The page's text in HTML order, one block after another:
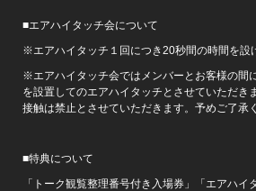
■エアハイタッチ会について
※エアハイタッチ１回につき20秒間の時間を設
※エアハイタッチ会ではメンバーとお客様の間
を設置してのエアハイタッチとさせていただき
接触は禁止とさせていただきます。予めご了承
■特典について
「トーク観覧整理番号付き入場券」「エアハイ